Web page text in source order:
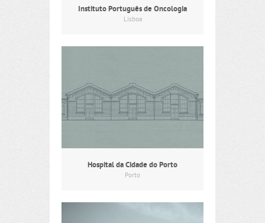
Instituto Português de Oncologia
Lisboa
Hospital da Cidade do Porto
Porto